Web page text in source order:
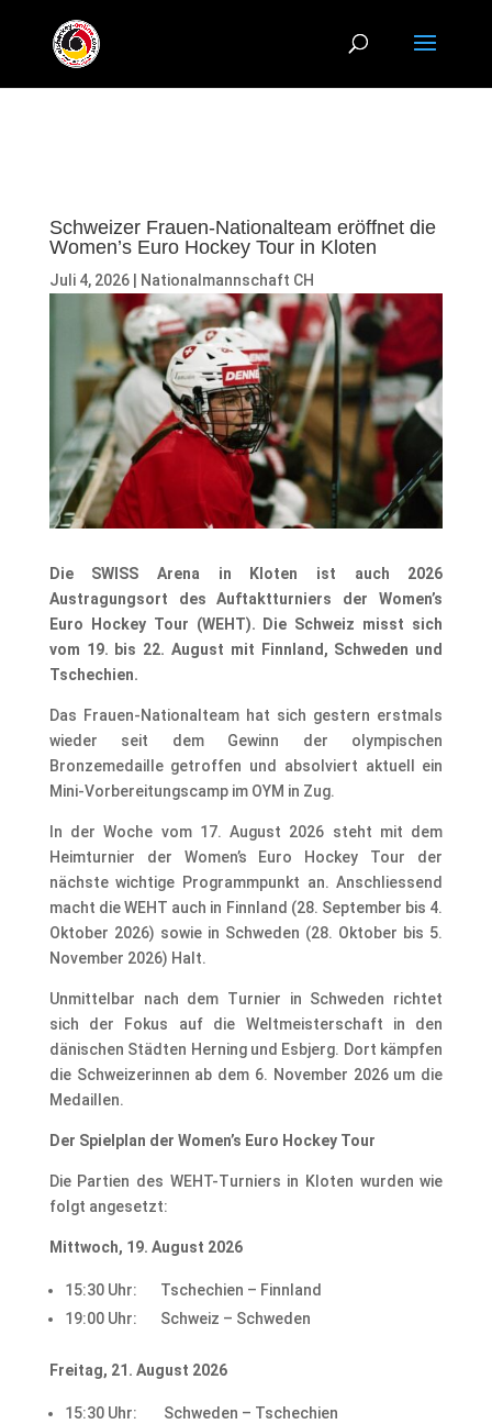
Schweizer Frauen-Nationalteam eröffnet die
Women’s Euro Hockey Tour in Kloten
Juli 4, 2026| Nationalmannschaft CH
Die SWISS Arena in Kloten ist auch 2026
Austragungsort des Auftaktturniers der Women’s
Euro Hockey Tour (WEHT). Die Schweiz misst sich
vom 19. bis 22. August mit Finnland, Schweden und
Tschechien.
Das Frauen-Nationalteam hat sich gestern erstmals
wieder seit dem Gewinn der olympischen
Bronzemedaille getroffen und absolviert aktuell ein
Mini-Vorbereitungscamp im OYM in Zug.
In der Woche vom 17. August 2026 steht mit dem
Heimturnier der Women’s Euro Hockey Tour der
nächste wichtige Programmpunkt an. Anschliessend
macht die WEHT auch in Finnland (28. September bis 4.
Oktober 2026) sowie in Schweden (28. Oktober bis 5.
November 2026) Halt.
Unmittelbar nach dem Turnier in Schweden richtet
sich der Fokus auf die Weltmeisterschaft in den
dänischen Städten Herning und Esbjerg. Dort kämpfen
die Schweizerinnen ab dem 6. November 2026 um die
Medaillen.
Der Spielplan der Women’s Euro Hockey Tour
Die Partien des WEHT-Turniers in Kloten wurden wie
folgt angesetzt:
Mittwoch, 19. August 2026
15:30 Uhr: Tschechien – Finnland
19:00 Uhr: Schweiz – Schweden
Freitag, 21. August 2026
15:30 Uhr: Schweden – Tschechien